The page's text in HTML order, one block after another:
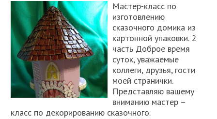
Мастер-класс по
изготовлению
сказочного домика из
картонной упаковки. 2
часть Доброе время
суток, уважаемые
коллеги, друзья, гости
моей странички.
Представляю вашему
вниманию мастер –
класс по декорированию сказочного.